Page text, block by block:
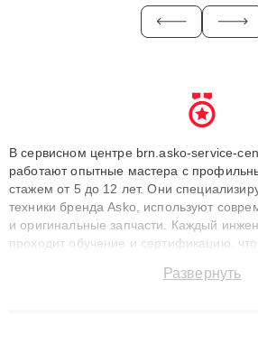
В сервисном центре brn.asko-service-
работают опытные мастера с
стажем от 5 до 12 лет. Они
техники бренда Asko, используют
и оригинальные запчасти. Каждый
проходит обучение и сертификацию,
сохранением гарантии до 3 лет. Наши
Развернуть